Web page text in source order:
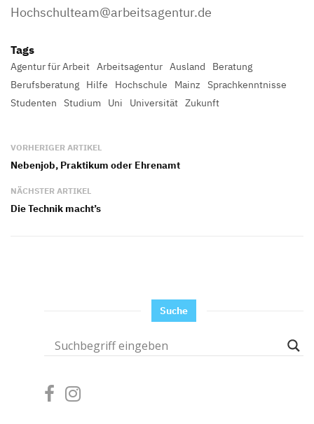
Hochschulteam@arbeitsagentur.de
Tags
Agentur für Arbeit Arbeitsagentur Ausland
Beratung
Berufsberatung
Hilfe Hochschule Mainz
Sprachkenntnisse
Studenten
Studium Uni Universität Zukunft
VORHERIGER ARTIKEL
Nebenjob, Praktikum oder Ehrenamt
NÄCHSTER ARTIKEL
Die Technik macht’s
Suche